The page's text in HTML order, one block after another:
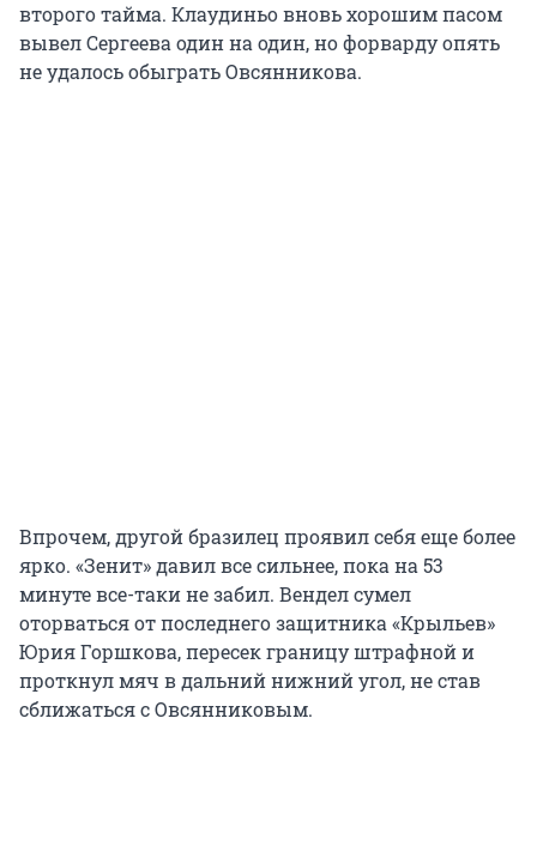
второго тайма. Клаудиньо вновь хорошим пасом
вывел Сергеева один на один, но форварду опять
не удалось обыграть Овсянникова.
Впрочем, другой бразилец проявил себя еще более
ярко. «Зенит» давил все сильнее, пока на 53
минуте все-таки не забил. Вендел сумел
оторваться от последнего защитника «Крыльев»
Юрия Горшкова, пересек границу штрафной и
проткнул мяч в дальний нижний угол, не став
сближаться с Овсянниковым.